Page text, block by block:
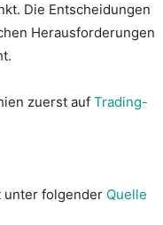
Die Entscheidungen
Herausforderungen
zuerst auf Trading-
unter folgender Quelle